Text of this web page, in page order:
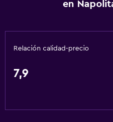
Botella de agua
en
Relación calidad-precio
7,9